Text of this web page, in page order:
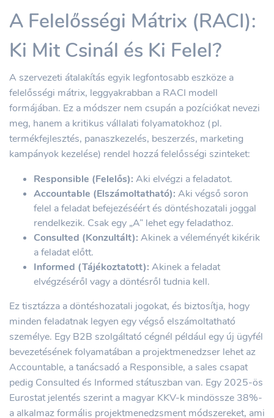
A Felelősségi Mátrix (RACI):
Ki Mit Csinál és Ki Felel?
A szervezeti átalakítás egyik legfontosabb eszköze a
felelősségi mátrix, leggyakrabban a RACI modell
formájában. Ez a módszer nem csupán a pozíciókat nevezi
meg, hanem a kritikus vállalati folyamatokhoz (pl.
termékfejlesztés, panaszkezelés, beszerzés, marketing
kampányok kezelése) rendel hozzá felelősségi szinteket:
Responsible (Felelős): Aki elvégzi a feladatot.
Accountable (Elszámoltatható): Aki végső soron
felel a feladat befejezéséért és döntéshozatali joggal
rendelkezik. Csak egy „A” lehet egy feladathoz.
Consulted (Konzultált): Akinek a véleményét kikérik
a feladat előtt.
Informed (Tájékoztatott): Akinek a feladat
elvégzéséről vagy a döntésről tudnia kell.
Ez tisztázza a döntéshozatali jogokat, és biztosítja, hogy
minden feladatnak legyen egy végső elszámoltatható
személye. Egy B2B szolgáltató cégnél például egy új ügyfél
bevezetésének folyamatában a projektmenedzser lehet az
Accountable, a tanácsadó a Responsible, a sales csapat
pedig Consulted és Informed státuszban van. Egy 2025-ös
Eurostat jelentés szerint a magyar KKV-k mindössze 38%-
a alkalmaz formális projektmenedzsment módszereket, ami